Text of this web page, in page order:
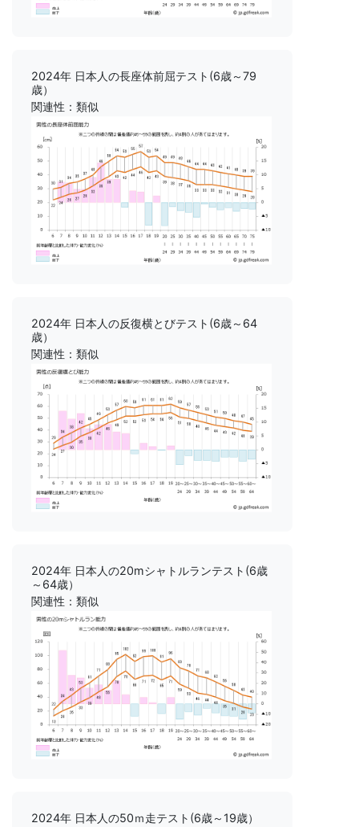
2024年 日本人の長座体前屈テスト(6歳～79
歳）
関連性：類似
2024年 日本人の反復横とびテスト(6歳～64
歳）
関連性：類似
2024年 日本人の20mシャトルランテスト(6歳
～64歳）
関連性：類似
2024年 日本人の50ｍ走テスト(6歳～19歳）